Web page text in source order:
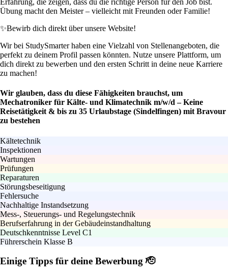
Erfahrung, die zeigen, dass du die richtige Person für den Job bist.
Übung macht den Meister – vielleicht mit Freunden oder Familie!
✨Bewirb dich direkt über unsere Website!
Wir bei StudySmarter haben eine Vielzahl von Stellenangeboten, die
perfekt zu deinem Profil passen könnten. Nutze unsere Plattform, um
dich direkt zu bewerben und den ersten Schritt in deine neue Karriere
zu machen!
Wir glauben, dass du diese Fähigkeiten brauchst, um
Mechatroniker für Kälte- und Klimatechnik m/w/d – Keine
Reisetätigkeit & bis zu 35 Urlaubstage (Sindelfingen) mit Bravour
zu bestehen
Kältetechnik
Inspektionen
Wartungen
Prüfungen
Reparaturen
Störungsbeseitigung
Fehlersuche
Nachhaltige Instandsetzung
Mess-, Steuerungs- und Regelungstechnik
Berufserfahrung in der Gebäudeinstandhaltung
Deutschkenntnisse Level C1
Führerschein Klasse B
Einige Tipps für deine Bewerbung 🫡